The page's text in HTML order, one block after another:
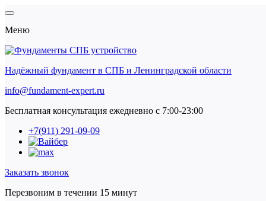
Меню
Надёжный фундамент в СПБ и Ленинградской области
info@fundament-expert.ru
Бесплатная консультация ежедневно с 7:00-23:00
+7(911) 291-09-09
Заказать звонок
Перезвоним в течении 15 минут